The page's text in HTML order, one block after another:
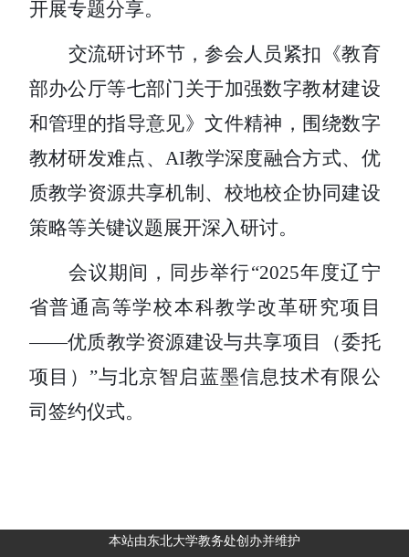
开展专题分享。
交流研讨环节，参会人员紧扣《教育
部办公厅等七部门关于加强数字教材建设
和管理的指导意见》文件精神，围绕数字
教材研发难点、 AI教学深度融合方式、优
质教学资源共享机制、校地校企协同建设
策略等关键议题展开深入研讨。
会议期间，同步举行“2025年度辽宁
省普通高等学校本科教学改革研究项目
——优质教学资源建设与共享项目（委托
项目）”与北京智启蓝墨信息技术有限公
司签约仪式。
本站由东北大学教务处创办并维护